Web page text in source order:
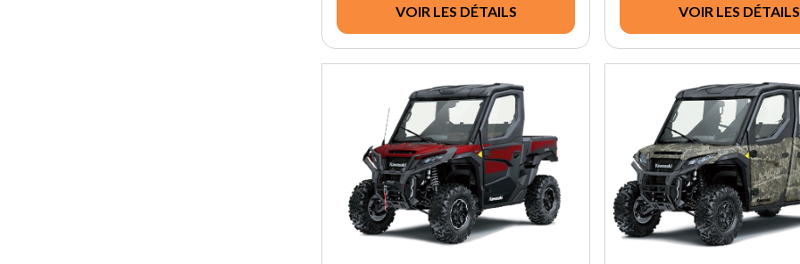
VOIR LES DÉTAILS VOIR LES DÉTAILS